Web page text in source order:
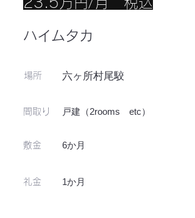
ハイムタカ
場所 六ヶ所村尾駮
​間取り 戸建（2rooms etc）
敷金
​礼金
6か月
1か月